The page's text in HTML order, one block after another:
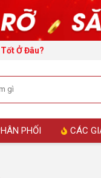
Ở Đâu?
PHỐI CÁC